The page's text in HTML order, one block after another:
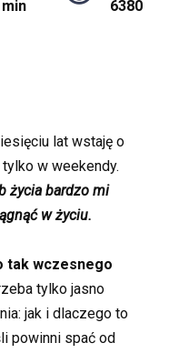
6380
lat wstaję o
w weekendy.
życia bardzo mi
w życiu.
tak wczesnego
tylko jasno
jak i dlaczego to
powinni spać od